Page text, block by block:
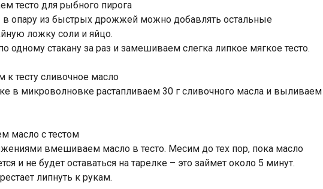
опару из быстрых дрожжей можно добавлять остальные
ложку соли и яйцо.
одному стакану за раз и замешиваем слегка липкое мягкое тесто.
в микроволновке растапливаем 30 г сливочного масла и выливаем
вмешиваем масло в тесто. Месим до тех пор, пока масло
и не будет оставаться на тарелке – это займет около 5 минут.
липнуть к рукам.